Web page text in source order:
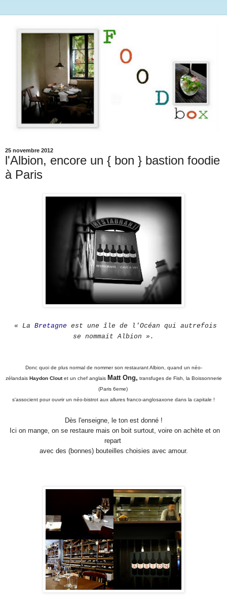
25 novembre 2012
l'Albion, encore un { bon } bastion foodie
à Paris
« La Bretagne est une île de l'Océan qui autrefois
se nommait Albion » .
Donc quoi de plus normal de nommer son restaurant Albion, quand un néo-
zélandais Haydon Cloutet un chef anglais Matt Ong, transfuges de Fish, la Boissonnerie
(Paris 6eme)
s'associent pour ouvrir un néo-bistrot aux allures franco-anglosaxone dans la capitale !
Dès l'enseigne, le ton est donné !
Ici on mange, on se restaure mais on boit surtout, voire on achète et on
repart
avec des (bonnes) bouteilles choisies avec amour.